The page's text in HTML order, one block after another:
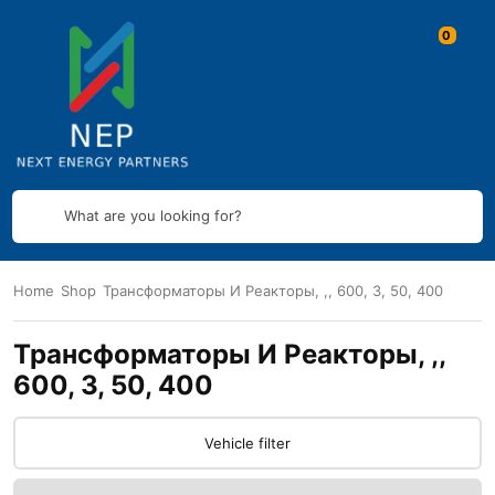
What are you looking for?
Home Shop Трансформаторы И Реакторы, ,, 600, 3, 50, 400
Трансформаторы И Реакторы, ,,
600, 3, 50, 400
Vehicle filter